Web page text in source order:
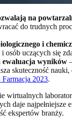
na
do trudnych
i
osób uczących się
ewaluacja wyników
skuteczność
2023.
wirtualnych
daje najpełniejsze
ekspertów branży.